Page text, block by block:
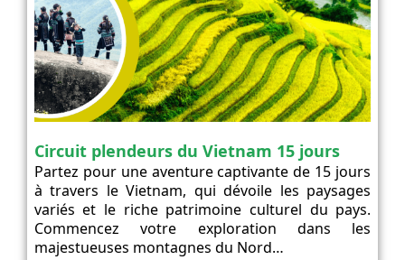
Circuit plendeurs du Vietnam 15 jours
Partez pour une aventure captivante de 15 jours
à travers le Vietnam, qui dévoile les paysages
variés et le riche patrimoine culturel du pays.
Commencez votre exploration dans les
majestueuses montagnes du Nord…